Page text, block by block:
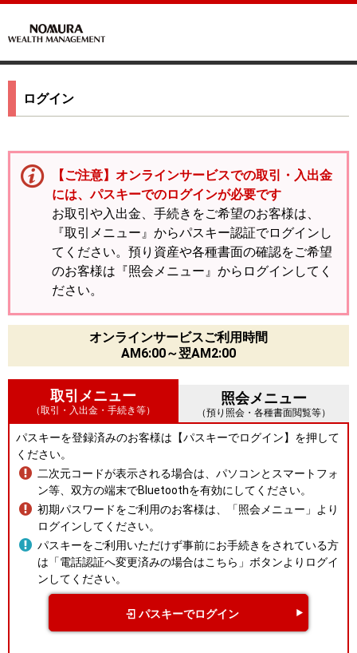
ログイン
【ご注意】オンラインサービスでの取引・入出金
には、パスキーでのログインが必要です
お取引や入出金、手続きをご希望のお客様は、
『取引メニュー』からパスキー認証でログインし
てください。預り資産や各種書面の確認をご希望
のお客様は『照会メニュー』からログインしてく
ださい。
オンラインサービスご利用時間
AM6:00～翌AM2:00
取引メニュー
（取引・入出金・手続き等）
照会メニュー
（預り照会・各種書面閲覧等）
パスキーを登録済みのお客様は【パスキーでログイン】を押して
ください。
二次元コードが表示される場合は、パソコンとスマートフォ
ン等、双方の端末でBluetoothを有効にしてください。
初期パスワードをご利用のお客様は、「照会メニュー」より
ログインしてください。
パスキーをご利用いただけず事前にお手続きをされている方
は「電話認証へ変更済みの場合はこちら」ボタンよりログイ
ンしてください。
パスキーでログイン